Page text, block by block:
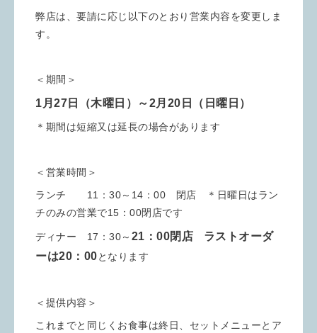
弊店は、要請に応じ以下のとおり営業内容を変更しま
す。
＜期間＞
1月27日（木曜日）～2月20日（日曜日）
＊期間は短縮又は延長の場合があります
＜営業時間＞
ランチ 11：30～14：00 閉店 ＊日曜日はラン
チのみの営業で15：00閉店です
ディナー 17：30～ 21：00閉店
ラストオーダ
ーは20：00となります
＜提供内容＞
これまでと同じくお食事は終日、セットメニューとア